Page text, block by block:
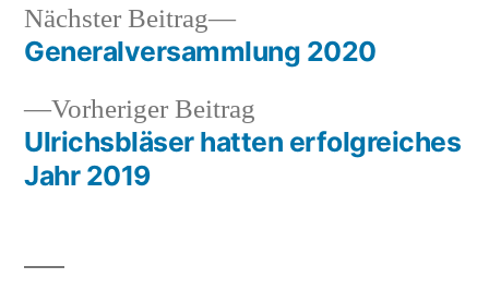
Beitragsnavigation
Vorheriger Beitrag
Beitrag:
Ulrichsbläser hatten erfolgreiches
Jahr 2019
Nächster Beitrag
Nächster
Beitrag:
Generalversammlung 2020